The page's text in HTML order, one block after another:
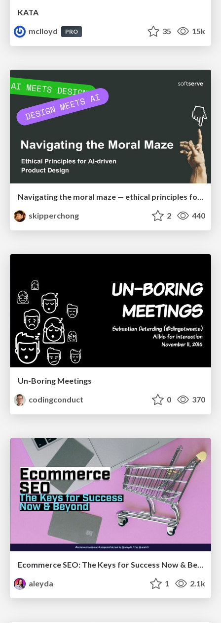
KATA
mclloyd
PRO 35 15k
skipperchong
2 440
Un-Boring Meetings
codingconduct
0 370
Ecommerce SEO: The Keys for Success Now & Beyond - #SERPConf2024
aleyda
1 2.1k